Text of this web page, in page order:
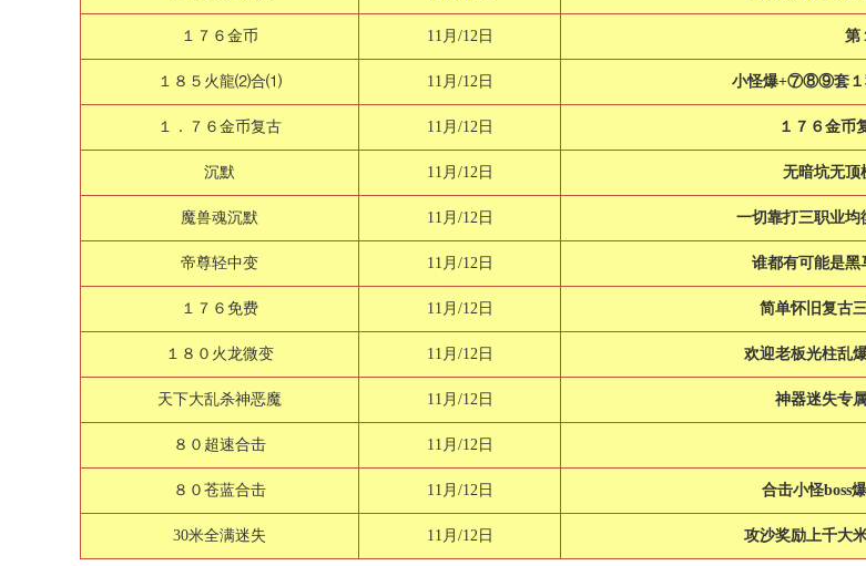
１７６金币 11月/12日 第
１８５火龍⑵合⑴ 11月/12日 小怪爆+⑦⑧⑨套１
１．７６金币复古 11月/12日 １７６金币
沉默 11月/12日 无暗坑无顶
魔兽魂沉默 11月/12日 一切靠打三职业均
帝尊轻中变 11月/12日 谁都有可能是黑
１７６免费 11月/12日 简单怀旧复古
１８０火龙微变 11月/12日 欢迎老板光柱乱
天下大乱杀神恶魔 11月/12日 神器迷失专
８０超速合击 11月/12日
８０苍蓝合击 11月/12日 合击小怪boss
30米全满迷失 11月/12日 攻沙奖励上千大